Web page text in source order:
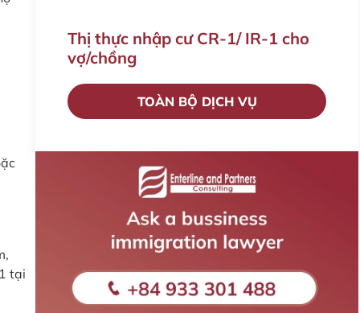
tại
Thị thực nhập cư CR-1/ IR-1 cho
vợ/chồng
TOÀN BỘ DỊCH VỤ